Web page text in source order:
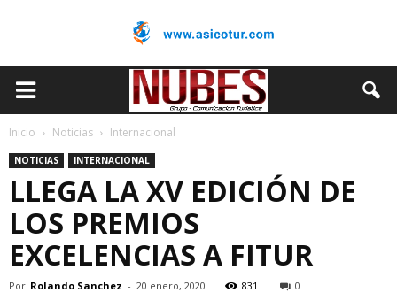
Inicio Noticias Internacional
NOTICIAS INTERNACIONAL
LLEGA LA XV EDICIÓN DE
LOS PREMIOS
EXCELENCIAS A FITUR
Por Rolando Sanchez - 20 enero, 2020 831 0